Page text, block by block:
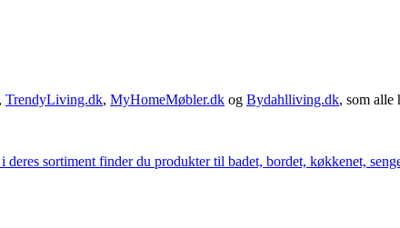
, TrendyLiving.dk, MyHomeMøbler.dk og Bydahlliving.dk, som alle
deres sortiment finder du produkter til badet, bordet, køkkenet,